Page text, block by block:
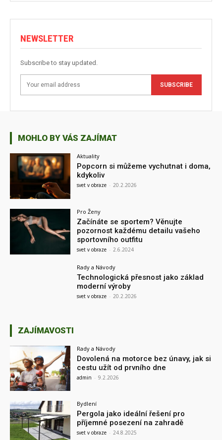
NEWSLETTER
Subscribe to stay updated.
SUBSCRIBE
MOHLO BY VÁS ZAJÍMAT
Aktuality
Popcorn si můžeme vychutnat i doma,
kdykoliv
svet v obraze - 20.2.2026
Pro Ženy
Začínáte se sportem? Věnujte
pozornost každému detailu vašeho
sportovního outfitu
svet v obraze - 2.6.2024
Rady a Návody
Technologická přesnost jako základ
moderní výroby
svet v obraze - 20.2.2026
ZAJÍMAVOSTI
Rady a Návody
Dovolená na motorce bez únavy, jak si
cestu užít od prvního dne
admin - 9.2.2026
Bydlení
Pergola jako ideální řešení pro
příjemné posezení na zahradě
svet v obraze - 24.8.2025